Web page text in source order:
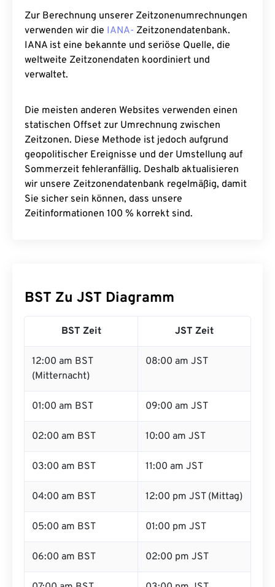
Zur Berechnung unserer Zeitzonenumrechnungen
verwenden wir die IANA- Zeitzonendatenbank.
IANA ist eine bekannte und seriöse Quelle, die
weltweite Zeitzonendaten koordiniert und
verwaltet.
Die meisten anderen Websites verwenden einen
statischen Offset zur Umrechnung zwischen
Zeitzonen. Diese Methode ist jedoch aufgrund
geopolitischer Ereignisse und der Umstellung auf
Sommerzeit fehleranfällig. Deshalb aktualisieren
wir unsere Zeitzonendatenbank regelmäßig, damit
Sie sicher sein können, dass unsere
Zeitinformationen 100 % korrekt sind.
BST Zu JST Diagramm
BST Zeit JST Zeit
12:00 am BST
(Mitternacht)
08:00 am JST
01:00 am BST 09:00 am JST
02:00 am BST 10:00 am JST
03:00 am BST 11:00 am JST
04:00 am BST 12:00 pm JST (Mittag)
05:00 am BST 01:00 pm JST
06:00 am BST 02:00 pm JST